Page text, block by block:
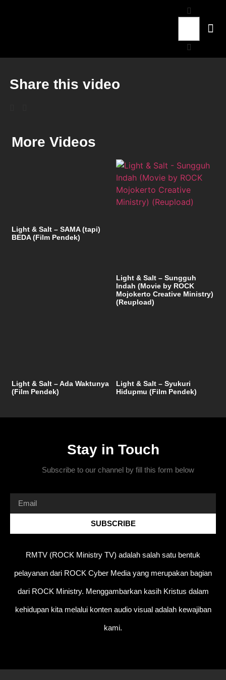
Share this video
More Videos
Light & Salt – SAMA (tapi)
BEDA (Film Pendek)
Light & Salt – Sungguh
Indah (Movie by ROCK
Mojokerto Creative Ministry)
(Reupload)
Light & Salt – Ada Waktunya
(Film Pendek)
Light & Salt – Syukuri
Hidupmu (Film Pendek)
Stay in Touch
Subscribe to our channel by fill this form below
SUBSCRIBE
RMTV (ROCK Ministry TV) adalah salah satu bentuk
pelayanan dari ROCK Cyber Media yang merupakan bagian
dari ROCK Ministry. Menggambarkan kasih Kristus dalam
kehidupan kita melalui konten audio visual adalah kewajiban
kami.